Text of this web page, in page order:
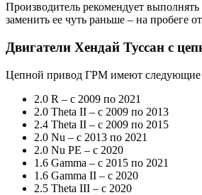
Производитель рекомендует
заменить ее чуть раньше – на пробеге
Двигатели Хендай Туссан с
Цепной привод ГРМ имеют следующие
2.0 R – с 2009 по 2021
2.0 Theta II – с 2009 по 2013
2.4 Theta II – с 2009 по 2015
2.0 Nu – с 2013 по 2021
2.0 Nu PE – с 2020
1.6 Gamma – с 2015 по 2021
1.6 Gamma II – с 2020
2.5 Theta III – c 2020